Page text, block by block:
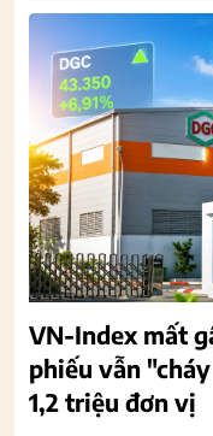
VN-Index mất
phiếu vẫn
1,2 triệu đơn vị